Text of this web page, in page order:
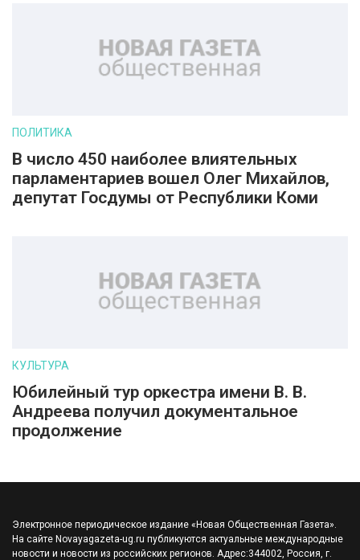
ПОЛИТИКА
В число 450 наиболее влиятельных
парламентариев вошел Олег Михайлов,
депутат Госдумы от Республики Коми
КУЛЬТУРА
Юбилейный тур оркестра имени В. В.
Андреева получил документальное
продолжение
Электронное периодическое издание «Новая Общественная Газета».
На сайте Novayagazeta-ug.ru публикуются актуальные международные
новости и новости из российских регионов. Адрес:344002, Россия, г.